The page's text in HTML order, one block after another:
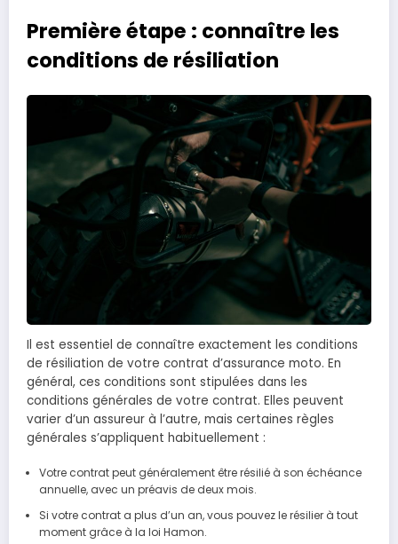
Première étape : connaître les
conditions de résiliation
Il est essentiel de connaître exactement les conditions
de résiliation de votre contrat d’assurance moto. En
général, ces conditions sont stipulées dans les
conditions générales de votre contrat. Elles peuvent
varier d’un assureur à l’autre, mais certaines règles
générales s’appliquent habituellement :
Votre contrat peut généralement être résilié à son échéance
annuelle, avec un préavis de deux mois.
Si votre contrat a plus d’un an, vous pouvez le résilier à tout
moment grâce à la loi Hamon.